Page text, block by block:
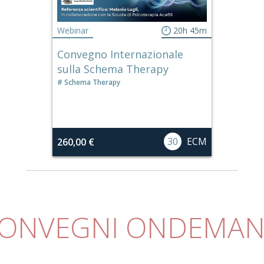
Webinar 20h 45m
Convegno Internazionale
sulla Schema Therapy
Schema Therapy
260,00 € 30 ECM